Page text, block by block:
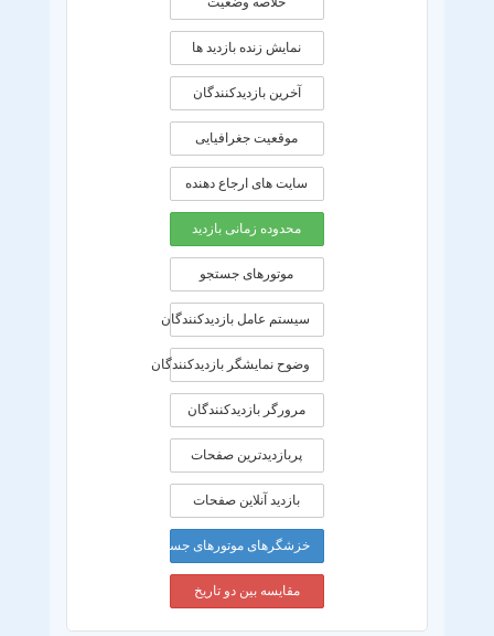
نمایش زنده بازدید ها
آخرین بازدیدکنندگان
موقعيت جغرافيايی
سایت های ارجاع دهنده
محدوده زمانی بازديد
موتورهای جستجو
سیستم عامل بازدیدکنندگان
وضوح نمایشگر بازدیدکنندگان
مرورگر بازدیدکنندگان
پربازدیدترین صفحات
بازدید آنلاین صفحات
خزشگرهای موتورهای جستجو
مقایسه بین دو تاریخ